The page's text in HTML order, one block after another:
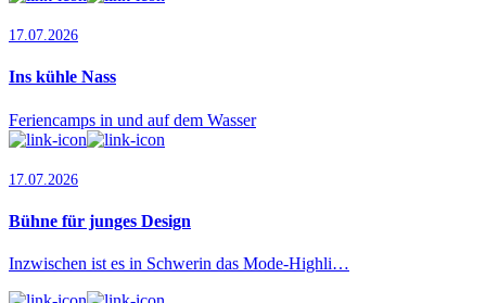
17.07.2026
Ins kühle Nass
Feriencamps in und auf dem Wasser
17.07.2026
Bühne für junges Design
Inzwischen ist es in Schwerin das Mode-Highli…